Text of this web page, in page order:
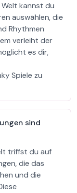
Welt kannst du
auswählen, die
Rhythmen
verleiht der
es dir,
Spiele zu
sind
triffst du auf
die das
und die